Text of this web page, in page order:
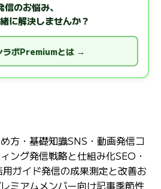
信のお悩み、
に解決しませんか？
ラボPremiumとは →
方・基礎知識SNS・動画発信コ
ング発信戦略と仕組み化SEO・
ガイド発信の成果測定と改善お
ミアムメンバー向け記事季節性